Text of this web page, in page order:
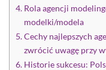
Rola agencji
modelki/modela
Cechy najlepszych
zwrócić uwagę przy
Historie sukcesu: